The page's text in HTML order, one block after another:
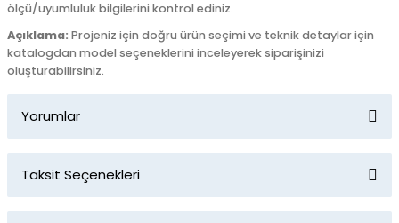
ölçü/uyumluluk bilgilerini kontrol ediniz.
Açıklama: Projeniz için doğru ürün seçimi ve teknik detaylar için
katalogdan model seçeneklerini inceleyerek siparişinizi
oluşturabilirsiniz.
Yorumlar
Taksit Seçenekleri